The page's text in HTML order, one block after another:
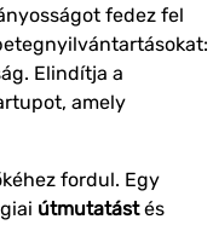
fedez fel
Elindítja a
amely
fordul. Egy
útmutatástés